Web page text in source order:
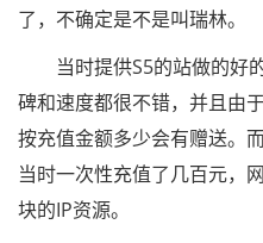
了，不确定是不是叫瑞林。
当时提供S5的站做的好
碑和速度都很不错，并且由
按充值金额多少会有赠送。
当时一次性充值了几百元，
块的IP资源。